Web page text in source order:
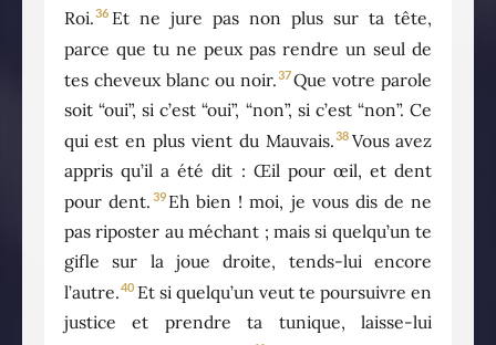
Roi.36 Et ne jure pas non plus sur ta tête,
parce que tu ne peux pas rendre un seul de
tes cheveux blanc ou noir. 37Que votre parole
soit “oui”, si c’est “oui”, “non”, si c’est “non”. Ce
qui est en plus vient du Mauvais.38 Vous avez
appris qu’il a été dit : Œil pour œil, et dent
pour dent. 39 Eh bien ! moi, je vous dis de ne
pas riposter au méchant ; mais si quelqu’un te
gifle sur la joue droite, tends-lui encore
l’autre.40 Et si quelqu’un veut te poursuivre en
justice et prendre ta tunique, laisse-lui